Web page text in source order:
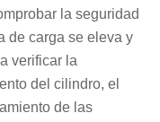
la seguridad
de carga se eleva y
verificar la
del cilindro, el
de las